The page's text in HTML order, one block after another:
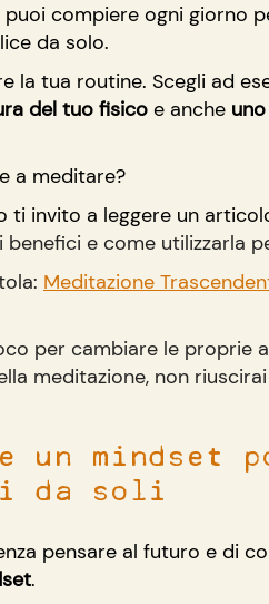
compiere ogni giorno
da solo.
la tua routine. Scegli ad
del tuo fisico e anche
a meditare?
ti invito a leggere un
benefici e come utilizzarla
Meditazione
per cambiare le proprie
meditazione, non
un mindset
da soli
pensare al futuro e di
.